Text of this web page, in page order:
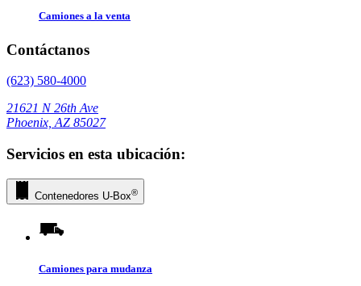
Camiones a la venta
Contáctanos
(623) 580-4000
21621 N 26th Ave
Phoenix, AZ 85027
Servicios en esta ubicación:
Contenedores U-Box®
Camiones para mudanza